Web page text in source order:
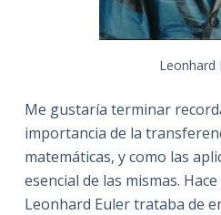
Leonhard
Me gustaría terminar
importancia de la
matemáticas, y como las
esencial de las mismas.
Leonhard Euler trataba de